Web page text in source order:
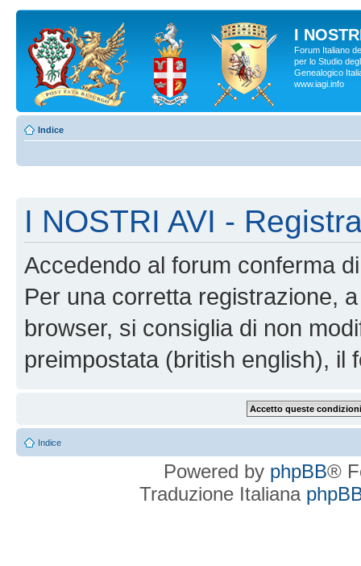
I
Forum Italiano
per lo Studio
Genealogico
www.iagi.info
Indice
I NOSTRI AVI -
Accedendo al forum conferma
Per una corretta registrazione,
browser, si consiglia di non
preimpostata (british english), il
Indice
Powered by phpBB®
Traduzione Italiana